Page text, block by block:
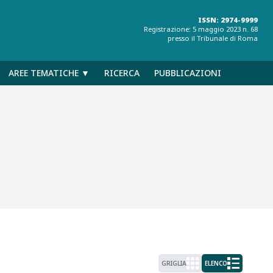
ISSN: 2974-9999
Registrazione: 5 maggio 2023 n. 68
presso il Tribunale di Roma
AREE TEMATICHE ▼ RICERCA PUBBLICAZIONI
GRIGLIA ELENCO